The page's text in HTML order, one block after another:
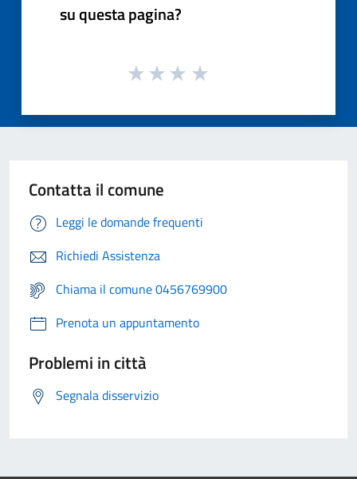
su questa pagina?
Contatta il comune
Leggi le domande frequenti
Richiedi Assistenza
Chiama il comune 0456769900
Prenota un appuntamento
Problemi in città
Segnala disservizio